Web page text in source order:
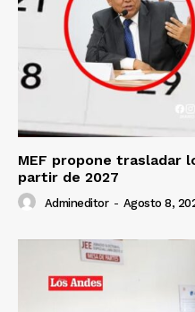
MEF propone trasladar
partir de 2027
Admineditor - Agosto 8,